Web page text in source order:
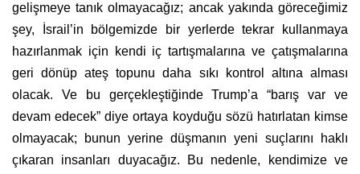
gelişmeye tanık olmayacağız; ancak yakında göreceğimiz
şey, İsrail’in bölgemizde bir yerlerde tekrar kullanmaya
hazırlanmak için kendi iç tartışmalarına ve çatışmalarına
geri dönüp ateş topunu daha sıkı kontrol altına alması
olacak. Ve bu gerçekleştiğinde Trump’a “barış var ve
devam edecek” diye ortaya koyduğu sözü hatırlatan kimse
olmayacak; bunun yerine düşmanın yeni suçlarını haklı
çıkaran insanları duyacağız. Bu nedenle, kendimize ve